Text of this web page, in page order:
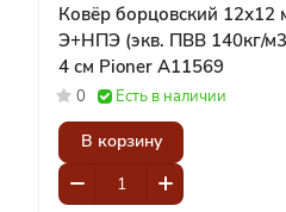
Ковёр борцовский 12х12
Э+НПЭ (экв. ПВВ 140кг/
4 см Pioner A11569
0 Есть в наличии
В корзину